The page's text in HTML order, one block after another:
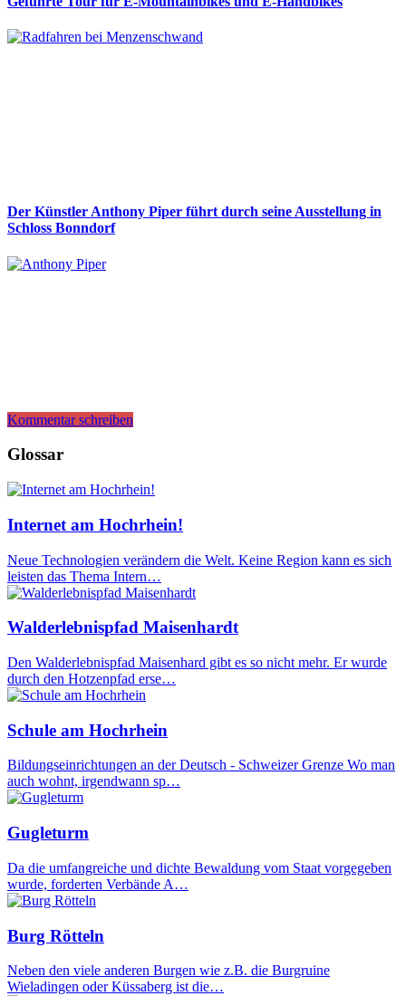
Der Künstler Anthony Piper führt durch seine Ausstellung in
Schloss Bonndorf
Kommentar schreiben
Glossar
Internet am Hochrhein!
Neue Technologien verändern die Welt. Keine Region kann es sich
leisten das Thema Intern…
Walderlebnispfad Maisenhardt
Den Walderlebnispfad Maisenhard gibt es so nicht mehr. Er wurde
durch den Hotzenpfad erse…
Schule am Hochrhein
Bildungseinrichtungen an der Deutsch - Schweizer Grenze Wo man
auch wohnt, irgendwann sp…
Gugleturm
Da die umfangreiche und dichte Bewaldung vom Staat vorgegeben
wurde, forderten Verbände A…
Burg Rötteln
Neben den viele anderen Burgen wie z.B. die Burgruine
Wieladingen oder Küssaberg ist die…